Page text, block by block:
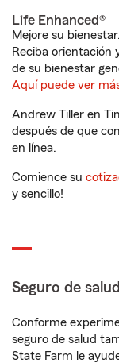
Life Enhanced®
Mejore su bienestar.
Reciba orientación
de su bienestar
Aquí puede ver
Andrew Tiller en
después de que
en línea.
Comience su
y sencillo!
Seguro de salud
Conforme
seguro de salud
State Farm le